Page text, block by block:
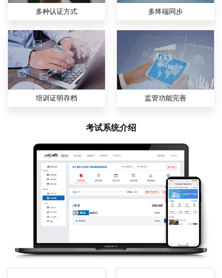
多种认证方式 多终端同步
培训证明存档 监管功能完善
考试系统介绍